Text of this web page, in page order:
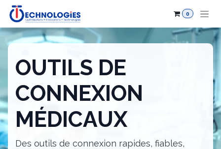
Se rendre au contenu
0
OUTILS DE
CONNEXION
MÉDICAUX
Des outils de connexion rapides, fiables,